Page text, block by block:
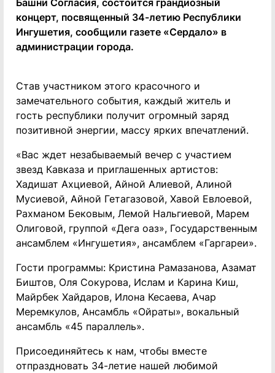
концерт, посвященный 34-летию Республики
Ингушетия, сообщили газете «Сердало» в
администрации города.
Став участником этого красочного и
замечательного события, каждый житель и
гость республики получит огромный заряд
позитивной энергии, массу ярких впечатлений.
«Вас ждет незабываемый вечер с участием
звезд Кавказа и приглашенных артистов:
Хадишат Ахциевой, Айной Алиевой, Алиной
Мусиевой, Айной Гетагазовой, Хавой Евлоевой,
Рахманом Бековым, Лемой Нальгиевой, Марем
Олиговой, группой «Дега оаз», Государственным
ансамблем «Ингушетия», ансамблем «Гаргареи».
Гости программы: Кристина Рамазанова, Азамат
Биштов, Оля Сокурова, Ислам и Карина Киш,
Майрбек Хайдаров, Илона Кесаева, Ачар
Меремкулов, Ансамбль «Ойраты», вокальный
ансамбль «45 параллель».
Присоединяйтесь к нам, чтобы вместе
отпраздновать 34-летие нашей любимой